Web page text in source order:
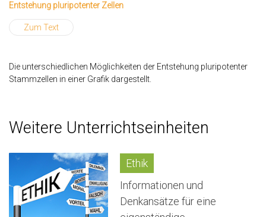
Entstehung pluripotenter Zellen
Zum Text
Die unterschiedlichen Möglichkeiten der Entstehung pluripotenter
Stammzellen in einer Grafik dargestellt.
Weitere Unterrichtseinheiten
Ethik
Informationen und
Denkansätze für eine